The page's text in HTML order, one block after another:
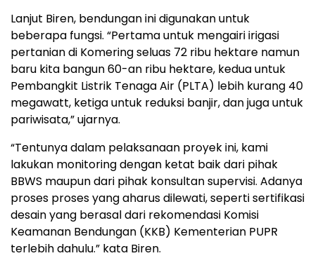
Lanjut Biren, bendungan ini digunakan untuk
beberapa fungsi. “Pertama untuk mengairi irigasi
pertanian di Komering seluas 72 ribu hektare namun
baru kita bangun 60-an ribu hektare, kedua untuk
Pembangkit Listrik Tenaga Air (PLTA) lebih kurang 40
megawatt, ketiga untuk reduksi banjir, dan juga untuk
pariwisata,” ujarnya.
“Tentunya dalam pelaksanaan proyek ini, kami
lakukan monitoring dengan ketat baik dari pihak
BBWS maupun dari pihak konsultan supervisi. Adanya
proses proses yang aharus dilewati, seperti sertifikasi
desain yang berasal dari rekomendasi Komisi
Keamanan Bendungan (KKB) Kementerian PUPR
terlebih dahulu.” kata Biren.